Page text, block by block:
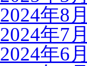
2024年8月
2024年7月
2024年6月